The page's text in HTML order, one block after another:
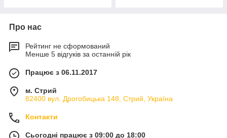
Про нас
Рейтинг не сформований
Менше 5 відгуків за останній рік
Працює з 06.11.2017
м. Стрий
82400 вул. Дрогобицька 148, Стрий, Україна
Контакти
Сьогодні працює з 09:00 до 18:00